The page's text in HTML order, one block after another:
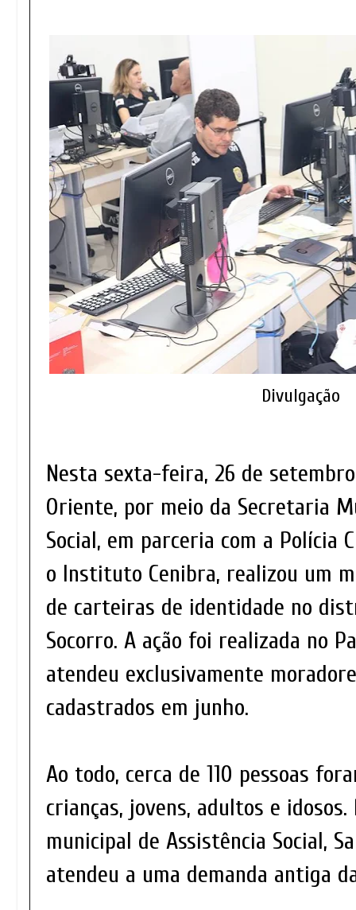
Divulgação
Nesta sexta-feira, 26 de
Oriente, por meio da Secretaria
Social, em parceria com a Polícia
o Instituto Cenibra, realizou um
de carteiras de identidade no
Socorro. A ação foi realizada no
atendeu exclusivamente
cadastrados em junho.
Ao todo, cerca de 110 pessoas
crianças, jovens, adultos e
municipal de Assistência Social,
atendeu a uma demanda antiga